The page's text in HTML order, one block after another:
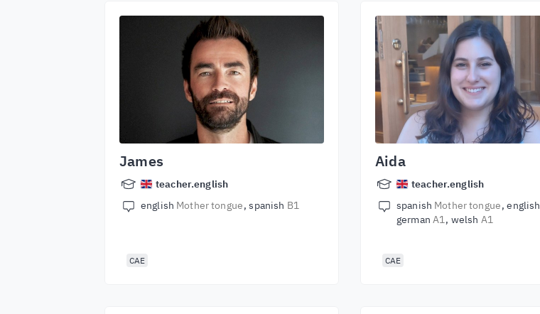
James
teacher.english
english Mother tongue spanish B1
CAE
Aida
teacher.english
spanish Mother tongue english
german A1 welsh A1
CAE